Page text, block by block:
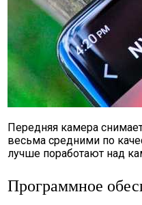
Передняя камера
весьма средними по
лучше поработают над
Программное